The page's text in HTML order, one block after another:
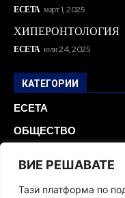
ВИЕ РЕШАВАТЕ
Тази платформа по
ЕСЕТА март 1, 2025
ХИПЕРОНТОЛОГИЯ
ЕСЕТА юли 24, 2025
КАТЕГОРИИ
ЕСЕТА
ОБЩЕСТВО